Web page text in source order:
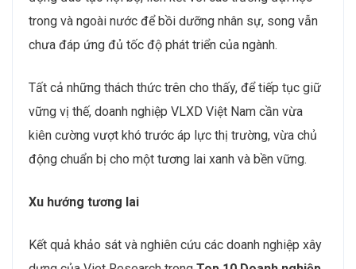
trong và ngoài nước để bồi dưỡng nhân sự, song vẫn
chưa đáp ứng đủ tốc độ phát triển của ngành.
Tất cả những thách thức trên cho thấy, để tiếp tục giữ
vững vị thế, doanh nghiệp VLXD Việt Nam cần vừa
kiên cường vượt khó trước áp lực thị trường, vừa chủ
động chuẩn bị cho một tương lai xanh và bền vững.
Xu hướng tương lai
Kết quả khảo sát và nghiên cứu các doanh nghiệp xây